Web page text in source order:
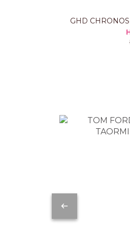
GHD CHRONOS